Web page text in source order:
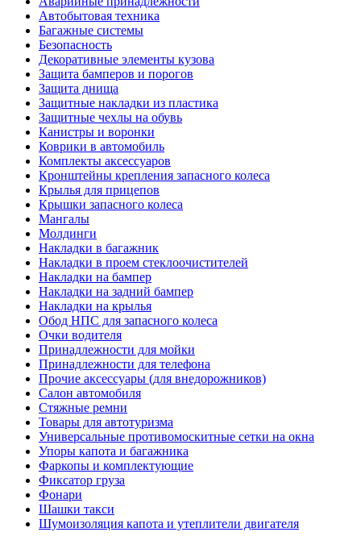
Автобытовая техника
Багажные системы
Безопасность
Декоративные элементы кузова
Защита бамперов и порогов
Защита днища
Защитные накладки из пластика
Защитные чехлы на обувь
Канистры и воронки
Коврики в автомобиль
Комплекты аксессуаров
Кронштейны крепления запасного колеса
Крылья для прицепов
Крышки запасного колеса
Мангалы
Молдинги
Накладки в багажник
Накладки в проем стеклоочистителей
Накладки на бампер
Накладки на задний бампер
Накладки на крылья
Обод НПС для запасного колеса
Очки водителя
Принадлежности для мойки
Принадлежности для телефона
Прочие аксессуары (для внедорожников)
Салон автомобиля
Стяжные ремни
Товары для автотуризма
Универсальные противомоскитные сетки на окна
Упоры капота и багажника
Фаркопы и комплектующие
Фиксатор груза
Фонари
Шашки такси
Шумоизоляция капота и утеплители двигателя